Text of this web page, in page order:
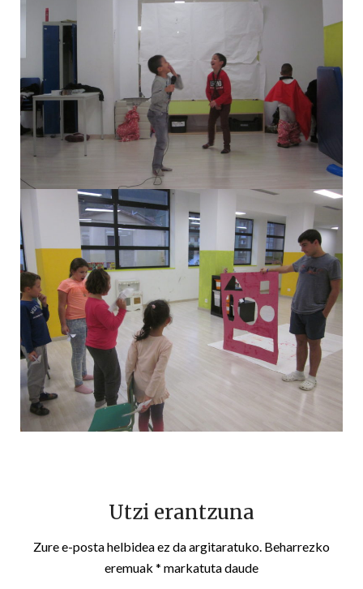
Utzi erantzuna
Zure e-posta helbidea ez da argitaratuko. Beharrezko
eremuak * markatuta daude